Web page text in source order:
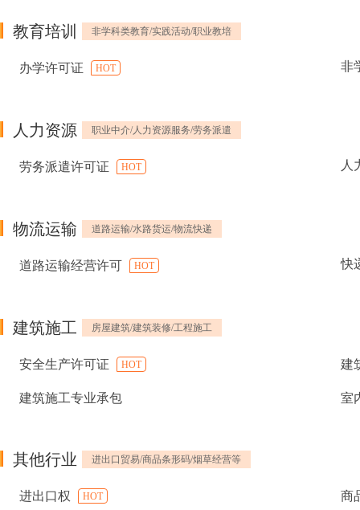
教育培训 非学科类教育/实践活动/职业教培
办学许可证 HOT 非
人力资源 职业中介/人力资源服务/劳务派遣
劳务派遣许可证 HOT 人
物流运输 道路运输/水路货运/物流快递
道路运输经营许可 HOT 快
建筑施工 房屋建筑/建筑装修/工程施工
安全生产许可证 HOT 建
建筑施工专业承包 室
其他行业 进出口贸易/商品条形码/烟草经营等
进出口权 HOT 商